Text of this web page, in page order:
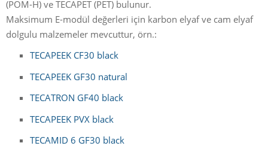
(POM-H) ve TECAPET (PET) bulunur.
Maksimum E-modül değerleri için karbon elyaf ve cam elyaf
dolgulu malzemeler mevcuttur, örn.:
TECAPEEK CF30 black
TECAPEEK GF30 natural
TECATRON GF40 black
TECAPEEK PVX black
TECAMID 6 GF30 black